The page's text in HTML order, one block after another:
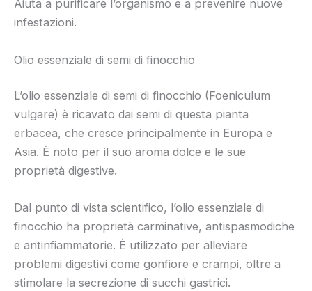
Aiuta a purificare l’organismo e a prevenire nuove
infestazioni.
Olio essenziale di semi di finocchio
L’olio essenziale di semi di finocchio (Foeniculum
vulgare) è ricavato dai semi di questa pianta
erbacea, che cresce principalmente in Europa e
Asia. È noto per il suo aroma dolce e le sue
proprietà digestive.
Dal punto di vista scientifico, l’olio essenziale di
finocchio ha proprietà carminative, antispasmodiche
e antinfiammatorie. È utilizzato per alleviare
problemi digestivi come gonfiore e crampi, oltre a
stimolare la secrezione di succhi gastrici.